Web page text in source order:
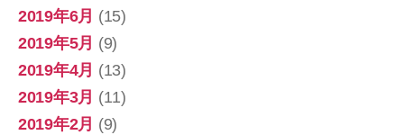
2019年6月 (15)
2019年5月 (9)
2019年4月 (13)
2019年3月 (11)
2019年2月 (9)